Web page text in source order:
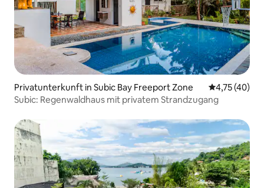
Privatunterkunft in Subic Bay Freeport Zone
4,75 (40)
Subic: Regenwaldhaus mit privatem Strandzugang